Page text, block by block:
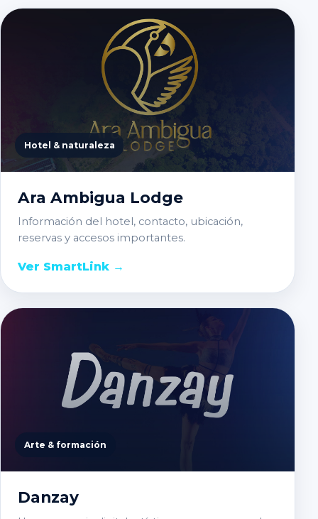
Hotel & naturaleza
Ara Ambigua Lodge
Información del hotel, contacto, ubicación,
reservas y accesos importantes.
Ver SmartLink →
Arte & formación
Danzay